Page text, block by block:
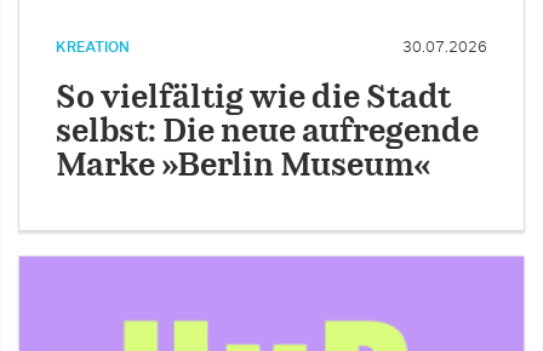
KREATION 30.07.2026
So vielfältig wie die Stadt
selbst: Die neue aufregende
Marke »Berlin Museum«